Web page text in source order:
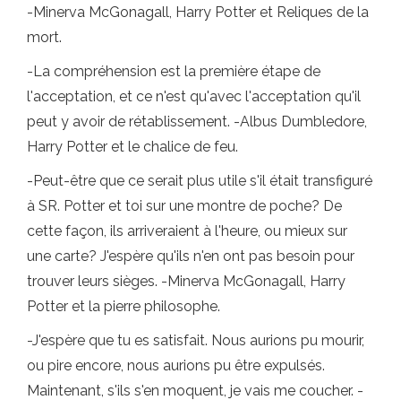
-Minerva McGonagall, Harry Potter et Reliques de la
mort.
-La compréhension est la première étape de
l'acceptation, et ce n'est qu'avec l'acceptation qu'il
peut y avoir de rétablissement. -Albus Dumbledore,
Harry Potter et le chalice de feu.
-Peut-être que ce serait plus utile s'il était transfiguré
à SR. Potter et toi sur une montre de poche? De
cette façon, ils arriveraient à l'heure, ou mieux sur
une carte? J'espère qu'ils n'en ont pas besoin pour
trouver leurs sièges. -Minerva McGonagall, Harry
Potter et la pierre philosophe.
-J'espère que tu es satisfait. Nous aurions pu mourir,
ou pire encore, nous aurions pu être expulsés.
Maintenant, s'ils s'en moquent, je vais me coucher. -